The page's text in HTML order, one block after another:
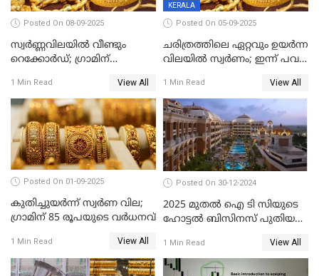
Posted On 08-09-2025
സ്വർണ്ണവിലയിൽ വീണ്ടും
റെക്കോർഡ്; ഗ്രാമിന്
രൂപ മാത്രം കുറവ്
1 Min Read View All
KERALA
Posted On 05-09-2025
ചരിത്രത്തിലെ ഏറ്റവും ഉയർന്ന
വിലയിൽ സ്വർണം; ഇന്ന് പവന്
1 Min Read View All
Posted On 01-09-2025
കുതിച്ചുയർന്ന് സ്വർണ വില;
ഗ്രാമിന് 85 രൂപയുടെ വർധനവ്
1 Min Read View All
Posted On 30-12-2024
2025 മുതൽ ഐ ടി സിയുടെ
ഹോട്ടൽ ബിസിനസ് പുതിയ
ഉടമകൾ അറിയേണ്ട
കാര്യങ്ങൾ
1 Min Read View All